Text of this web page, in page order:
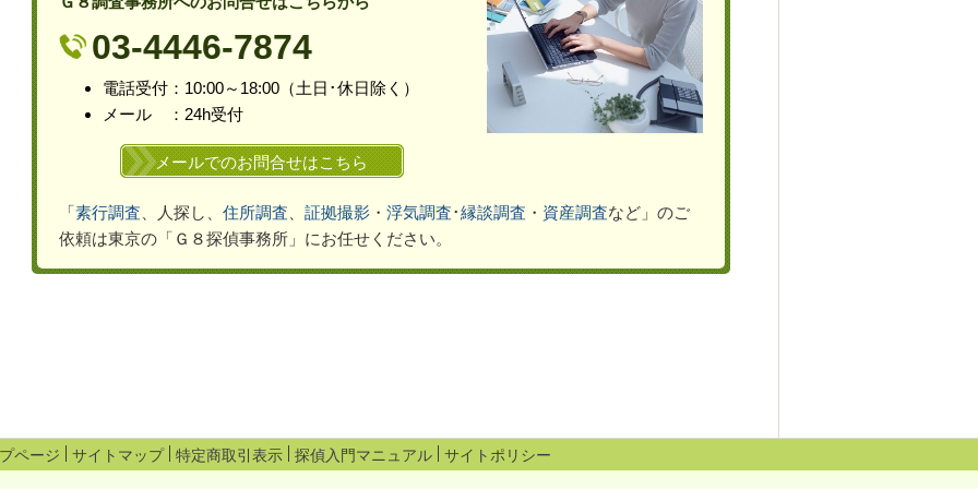
03-4446-7874
電話受付：10:00～18:00（土 日･休日除く）
メール ：24h受付
メールでのお問合せはこちら
「素行調査 、人探し、 住所調査 証拠撮影 ・ 浮気調査･縁談調査 ・ 資産調査など」のご
依頼は東京の「Ｇ８探偵事務所」 にお任せください。
ページ サイトマップ 特定商取引表示 探偵入門マニュアル サイトポリシー